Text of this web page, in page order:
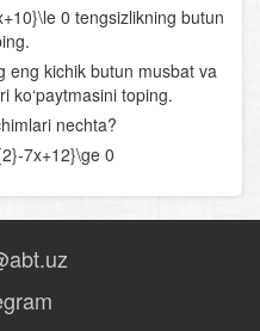
0 tengsizlikning butun
eng kichik butun musbat va
ko‘paytmasini toping.
nechta?
7x+12}\ge 0